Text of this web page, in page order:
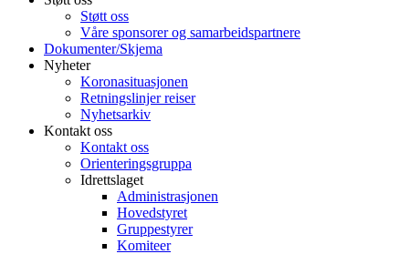
Støtt oss
Våre sponsorer og samarbeidspartnere
Dokumenter/Skjema
Nyheter
Koronasituasjonen
Retningslinjer reiser
Nyhetsarkiv
Kontakt oss
Kontakt oss
Orienteringsgruppa
Idrettslaget
Administrasjonen
Hovedstyret
Gruppestyrer
Komiteer